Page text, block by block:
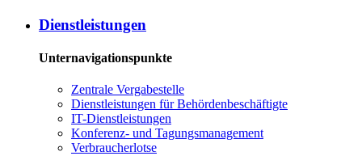
Dienst­leis­tun­gen
Unternavigationspunkte
Zen­tra­le Ver­ga­be­stel­le
Dienst­leis­tun­gen für Be­hör­den­be­schäf­tig­te
IT-Dienst­leis­tun­gen
Kon­fe­renz- und Tagungs­management
Ver­brau­cher­lot­se